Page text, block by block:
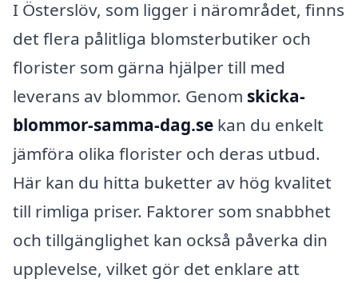
I Österslöv, som ligger i närområdet, finns
det flera pålitliga blomsterbutiker och
florister som gärna hjälper till med
leverans av blommor. Genom skicka-
blommor-samma-dag.se kan du enkelt
jämföra olika florister och deras utbud.
Här kan du hitta buketter av hög kvalitet
till rimliga priser. Faktorer som snabbhet
och tillgänglighet kan också påverka din
upplevelse, vilket gör det enklare att